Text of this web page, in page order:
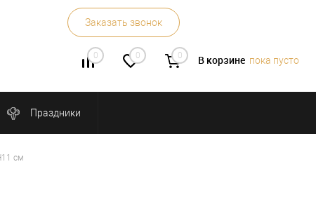
Заказать звонок
0 0 0 В корзине пока пусто
Праздники
см